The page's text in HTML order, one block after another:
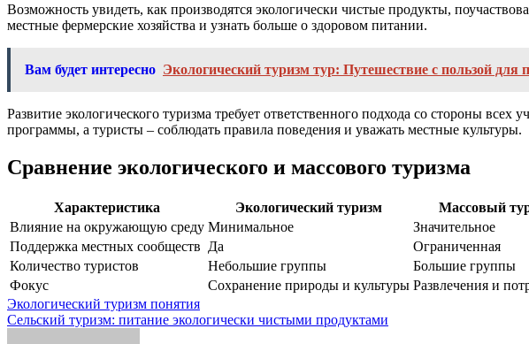
Возможность увидеть, как производятся экологически чистые продукты,
местные фермерские хозяйства и узнать больше о здоровом питании.
Вам будет интересно Экологический туризм тур: Путешествие с пользой для
Развитие экологического туризма требует ответственного подхода со стороны
программы, а туристы – соблюдать правила поведения и уважать местные культуры.
Сравнение экологического и массового туризма
Характеристика Экологический туризм
Массовый
Влияние на окружающую среду Минимальное
Значительное
Поддержка местных сообществ Да
Ограниченная
Количество туристов
Небольшие группы
Большие группы
Фокус
Сохранение природы и культуры Развлечения и
Навигация
по
Экологический туризм понятия
Сельский туризм: питание экологически чистыми продуктами